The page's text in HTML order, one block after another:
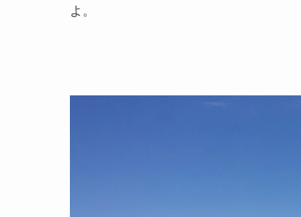
よ。